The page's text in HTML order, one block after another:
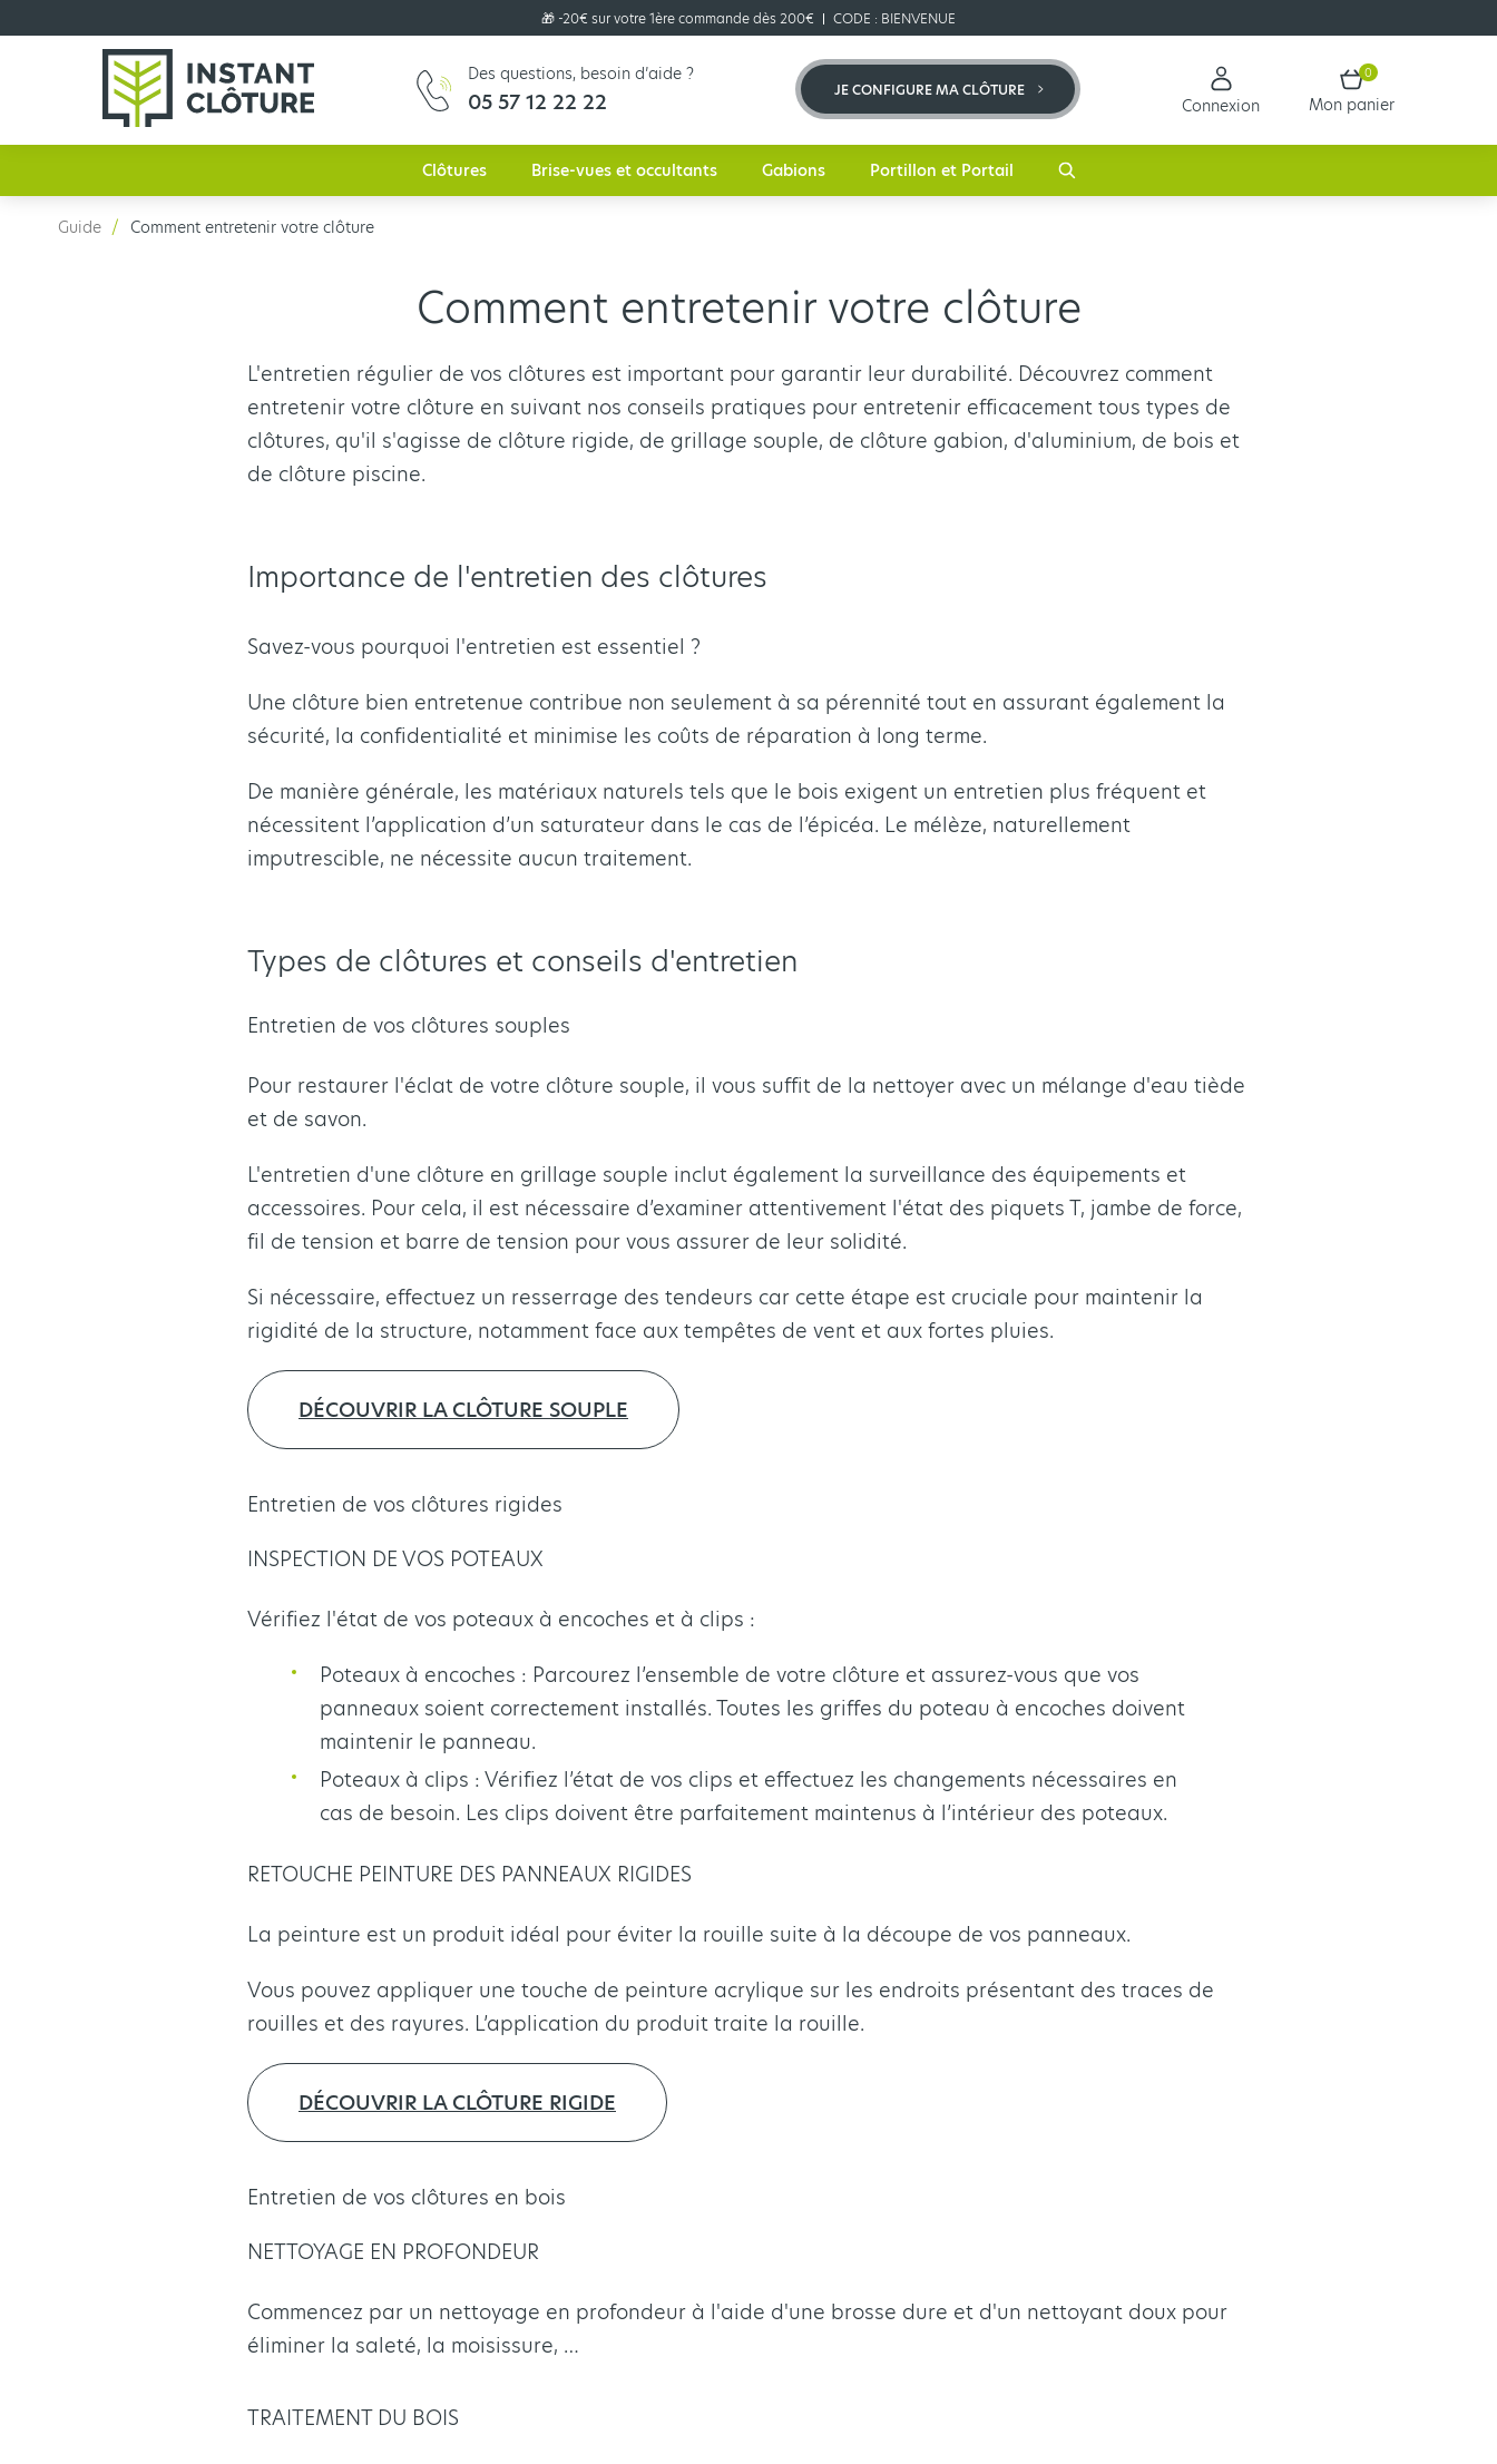
🎁 -20€ sur votre 1ère commande dès 200€ CODE : BIENVENUE
Des questions, besoin d’aide ?
05 57 12 22 22 JE CONFIGURE MA CLÔTURE
Connexion
0
Mon panier
Clôtures Brise-vues et occultants Gabions Portillon et Portail
Guide Comment entretenir votre clôture
Comment entretenir votre clôture
L'entretien régulier de vos clôtures est important pour garantir leur durabilité. Découvrez comment
entretenir votre clôture en suivant nos conseils pratiques pour entretenir efficacement tous types de
clôtures, qu'il s'agisse de clôture rigide, de grillage souple, de clôture gabion, d'aluminium, de bois et
de clôture piscine.
Importance de l'entretien des clôtures
Savez-vous pourquoi l'entretien est essentiel ?
Une clôture bien entretenue contribue non seulement à sa pérennité tout en assurant également la
sécurité, la confidentialité et minimise les coûts de réparation à long terme.
De manière générale, les matériaux naturels tels que le bois exigent un entretien plus fréquent et
nécessitent l’application d’un saturateur dans le cas de l’épicéa. Le mélèze, naturellement
imputrescible, ne nécessite aucun traitement.
Types de clôtures et conseils d'entretien
Entretien de vos clôtures souples
Pour restaurer l'éclat de votre clôture souple, il vous suffit de la nettoyer avec un mélange d'eau tiède
et de savon.
L'entretien d'une clôture en grillage souple inclut également la surveillance des équipements et
accessoires. Pour cela, il est nécessaire d’examiner attentivement l'état des piquets T, jambe de force,
fil de tension et barre de tension pour vous assurer de leur solidité.
Si nécessaire, effectuez un resserrage des tendeurs car cette étape est cruciale pour maintenir la
rigidité de la structure, notamment face aux tempêtes de vent et aux fortes pluies.
DÉCOUVRIR LA CLÔTURE SOUPLE
Entretien de vos clôtures rigides
INSPECTION DE VOS POTEAUX
Vérifiez l'état de vos poteaux à encoches et à clips :
Poteaux à encoches : Parcourez l’ensemble de votre clôture et assurez-vous que vos
panneaux soient correctement installés. Toutes les griffes du poteau à encoches doivent
maintenir le panneau.
Poteaux à clips : Vérifiez l’état de vos clips et effectuez les changements nécessaires en
cas de besoin. Les clips doivent être parfaitement maintenus à l’intérieur des poteaux.
RETOUCHE PEINTURE DES PANNEAUX RIGIDES
La peinture est un produit idéal pour éviter la rouille suite à la découpe de vos panneaux.
Vous pouvez appliquer une touche de peinture acrylique sur les endroits présentant des traces de
rouilles et des rayures. L’application du produit traite la rouille.
DÉCOUVRIR LA CLÔTURE RIGIDE
Entretien de vos clôtures en bois
NETTOYAGE EN PROFONDEUR
Commencez par un nettoyage en profondeur à l'aide d'une brosse dure et d'un nettoyant doux pour
éliminer la saleté, la moisissure, …
TRAITEMENT DU BOIS